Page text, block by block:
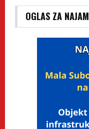
OGLAS ZA NAJAM